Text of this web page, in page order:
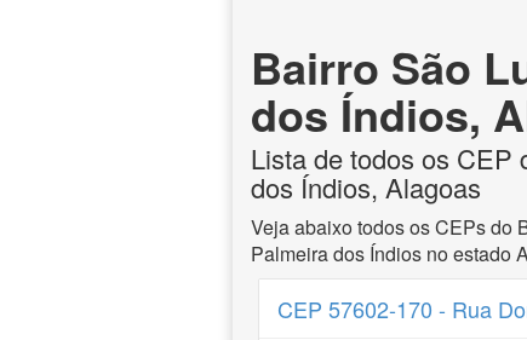
Bairro São
dos Índios,
Lista de todos os CEP
dos Índios, Alagoas
Veja abaixo todos os CEPs do
Palmeira dos Índios no estado
CEP 57602-170 - Rua